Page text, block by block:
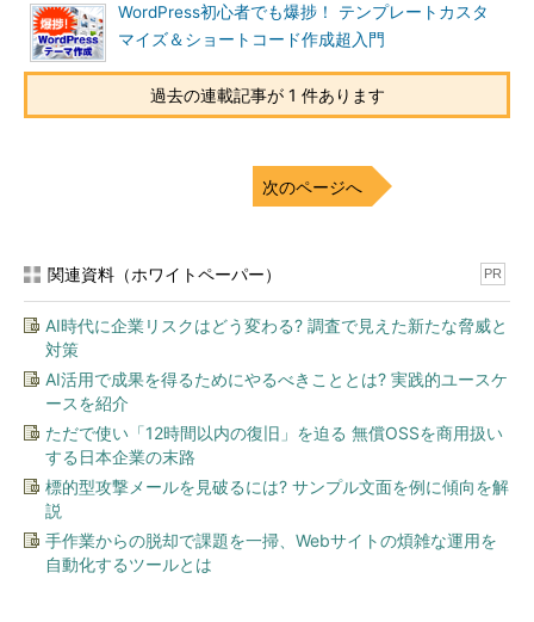
WordPress初心者でも爆捗！ テンプレートカスタ
マイズ＆ショートコード作成超入門
過去の連載記事が 1 件あります
次のページへ
関連資料（ホワイトペーパー） PR
AI時代に企業リスクはどう変わる? 調査で見えた新たな脅威と
対策
AI活用で成果を得るためにやるべきこととは? 実践的ユースケ
ースを紹介
ただで使い「12時間以内の復旧」を迫る 無償OSSを商用扱い
する日本企業の末路
標的型攻撃メールを見破るには? サンプル文面を例に傾向を解
説
手作業からの脱却で課題を一掃、Webサイトの煩雑な運用を
自動化するツールとは